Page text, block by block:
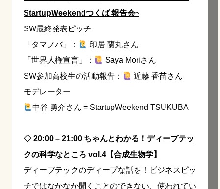
StartupWeekendつくば 報告会~
SW最終発表ピッチ
「タマノバ」：
印居 蘭丸さん
「世界人権宣言」：
Saya Moriさん
SW参加高校生の活動報告：
近藤 香苗さん
モデレーター
中谷 勇介さん = StartupWeekend TSUKUBA
◇ 20:00 – 21:00 ちゃんとわかる！ディープテッ
クの科学なところ vol.4【合成生物学】
ディープテックのディープな話を！ビジネスピッ
チではなかなか聞くことのできない、使われてい